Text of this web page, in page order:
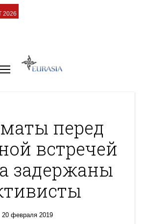
2026
перед
встречей
задержаны
20 февраля 2019